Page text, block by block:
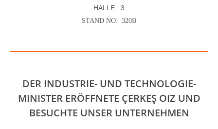
HALLE: 3
STAND NO: 320B
DER INDUSTRIE- UND TECHNOLOGIE-
MINISTER ERÖFFNETE ÇERKEŞ OIZ UND
BESUCHTE UNSER UNTERNEHMEN